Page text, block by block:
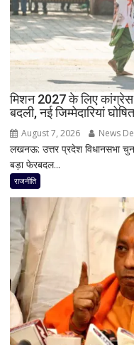
मिशन 2027 के लिए कांग्रेस
बदली, नई जिम्मेदारियां
August 7, 2026 News
लखनऊ: उत्तर प्रदेश विधानसभा
बड़ा फेरबदल...
राजनीति